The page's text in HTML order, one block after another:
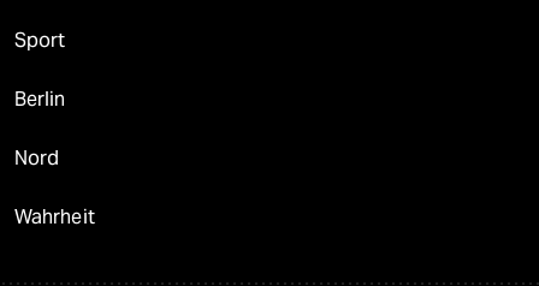
Sport
Berlin
Nord
Wahrheit